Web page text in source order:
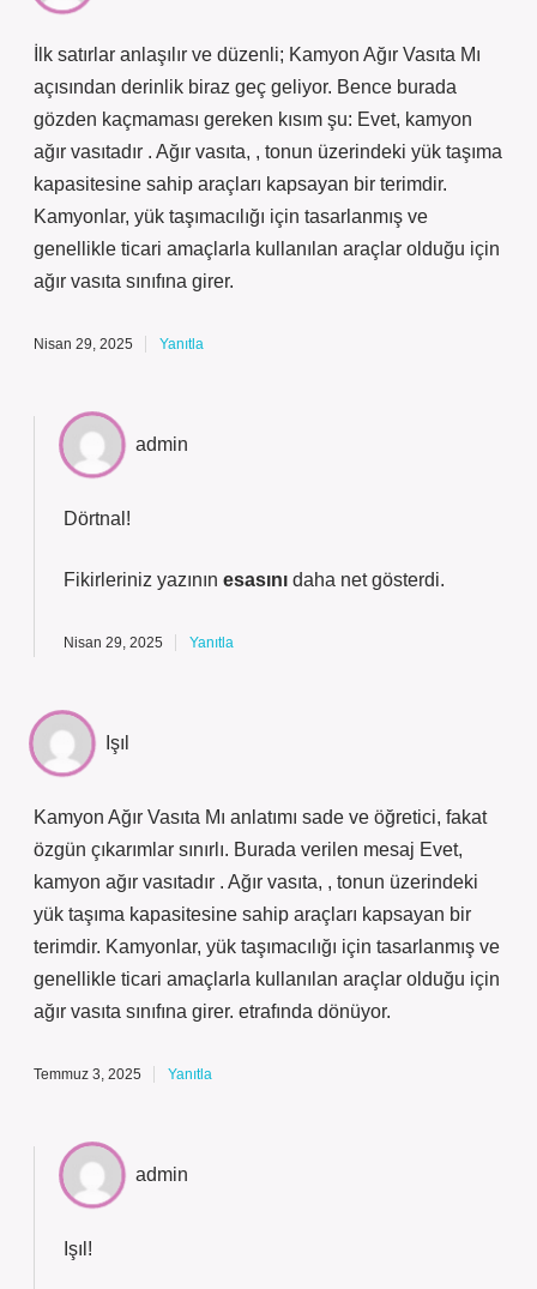
İlk satırlar anlaşılır ve düzenli; Kamyon Ağır Vasıta Mı
açısından derinlik biraz geç geliyor. Bence burada
gözden kaçmaması gereken kısım şu: Evet, kamyon
ağır vasıtadır . Ağır vasıta, , tonun üzerindeki yük taşıma
kapasitesine sahip araçları kapsayan bir terimdir.
Kamyonlar, yük taşımacılığı için tasarlanmış ve
genellikle ticari amaçlarla kullanılan araçlar olduğu için
ağır vasıta sınıfına girer.
Nisan 29, 2025 Yanıtla
admin
Dörtnal!
Fikirleriniz yazının esasını daha net gösterdi.
Nisan 29, 2025 Yanıtla
Işıl
Kamyon Ağır Vasıta Mı anlatımı sade ve öğretici, fakat
özgün çıkarımlar sınırlı. Burada verilen mesaj Evet,
kamyon ağır vasıtadır . Ağır vasıta, , tonun üzerindeki
yük taşıma kapasitesine sahip araçları kapsayan bir
terimdir. Kamyonlar, yük taşımacılığı için tasarlanmış ve
genellikle ticari amaçlarla kullanılan araçlar olduğu için
ağır vasıta sınıfına girer. etrafında dönüyor.
Temmuz 3, 2025 Yanıtla
admin
Işıl!